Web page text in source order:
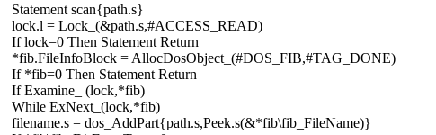
Statement scan{path.s}
lock.l = Lock_(&path.s,#ACCESS_READ)
If lock=0 Then Statement Return
*fib.FileInfoBlock = AllocDosObject_(#DOS_FIB,#TAG_DONE)
If *fib=0 Then Statement Return
If Examine_ (lock,*fib)
While ExNext_(lock,*fib)
filename.s = dos_AddPart{path.s,Peek.s(&*fib\fib_FileName)}